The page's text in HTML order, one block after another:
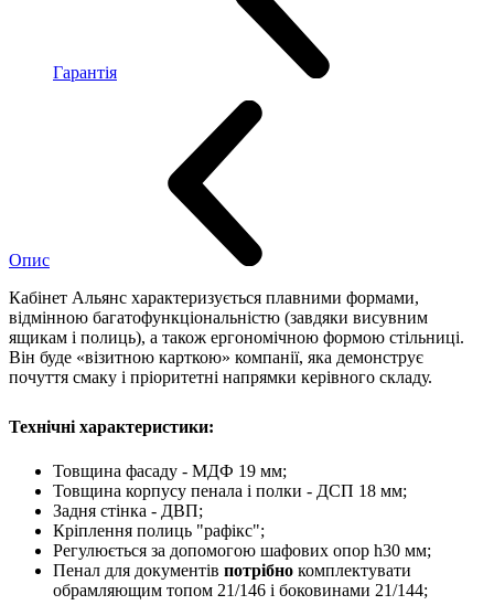
Гарантія
Опис
Кабінет Альянс характеризується плавними формами,
відмінною багатофункціональністю (завдяки висувним
ящикам і полиць), а також ергономічною формою стільниці.
Він буде «візитною карткою» компанії, яка демонструє
почуття смаку і пріоритетні напрямки керівного складу.
Технічні характеристики:
Товщина фасаду - МДФ 19 мм;
Товщина корпусу пенала і полки - ДСП 18 мм;
Задня стінка - ДВП;
Кріплення полиць "рафікс";
Регулюється за допомогою шафових опор h30 мм;
Пенал для документів потрібно комплектувати
обрамляющим топом 21/146 і боковинами 21/144;